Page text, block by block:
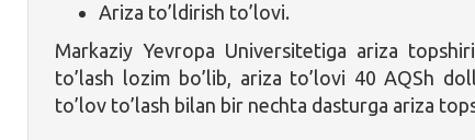
Ariza to’ldirish to’lovi.
Markaziy Yevropa Universitetiga ariza
to’lash lozim bo’lib, ariza to’lovi 40 AQSh
to’lov to’lash bilan bir nechta dasturga ariza